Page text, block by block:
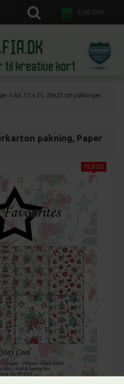
ark, veddinge,nordvestsjælland.
0,00 DKK
» A5, 15 x 21, 20x20 cm pakninger
pakning, Paper